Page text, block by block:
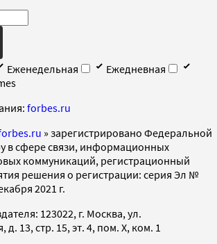
Еженедельная
Ежедневная
forbes.ru
» зарегистрировано Федеральной
в сфере связи, информационных
коммуникаций, регистрационный
решения о регистрации: серия Эл №
2021 г.
123022, г. Москва, ул.
д. 13, стр. 15, эт. 4, пом. X, ком. 1